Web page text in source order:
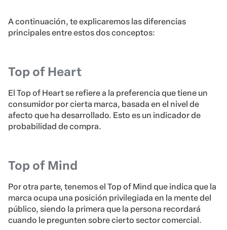
A continuación, te explicaremos las diferencias
principales entre estos dos conceptos:
Top of Heart
El Top of Heart se refiere a la preferencia que tiene un
consumidor por cierta marca, basada en el nivel de
afecto que ha desarrollado. Esto es un indicador de
probabilidad de compra.
Top of Mind
Por otra parte, tenemos el Top of Mind que indica que la
marca ocupa una posición privilegiada en la mente del
público, siendo la primera que la persona recordará
cuando le pregunten sobre cierto sector comercial.